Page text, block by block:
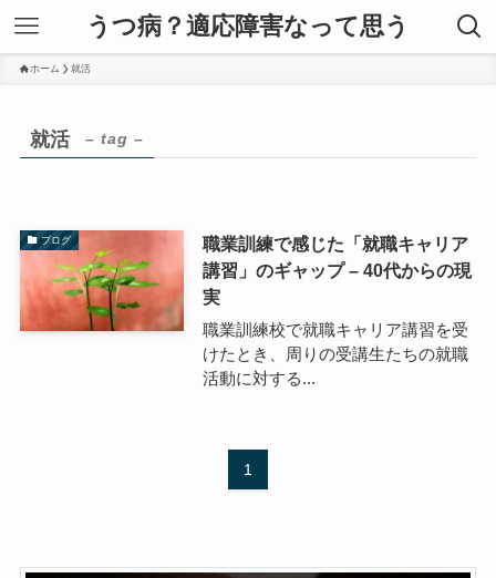
うつ病？適応障害なって思う
ホーム 就活
就活 – tag –
ブログ
職業訓練で感じた「就職キャリア
講習」のギャップ – 40代からの現
実
職業訓練校で就職キャリア講習を受
けたとき、周りの受講生たちの就職
活動に対する...
1